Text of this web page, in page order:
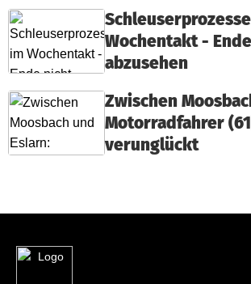
Wochentakt -
abzusehen
Zwischen
Motorradfahrer
verunglückt